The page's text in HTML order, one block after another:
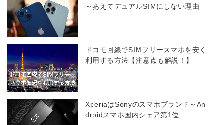
～あえてデュアルSIMにしない理由
ドコモ回線でSIMフリースマホを安く
利用する方法【注意点も解説！】
XperiaはSonyのスマホブランド～An
droidスマホ国内シェア第1位